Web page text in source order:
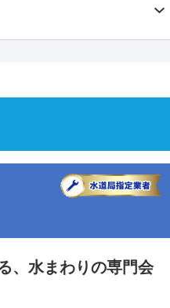
、水まわりの専門会